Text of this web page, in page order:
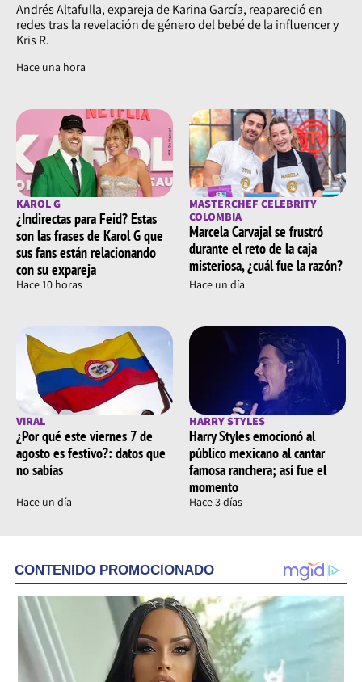
Andrés Altafulla, expareja de Karina García, reapareció en
redes tras la revelación de género del bebé de la influencer y
Kris R.
Hace una hora
KAROL G
¿Indirectas para Feid? Estas
son las frases de Karol G que
sus fans están relacionando
con su expareja
Hace 10 horas
MASTERCHEF CELEBRITY
COLOMBIA
Marcela Carvajal se frustró
durante el reto de la caja
misteriosa, ¿cuál fue la razón?
Hace un día
VIRAL
¿Por qué este viernes 7 de
agosto es festivo?: datos que
no sabías
Hace un día
HARRY STYLES
Harry Styles emocionó al
público mexicano al cantar
famosa ranchera; así fue el
momento
Hace 3 días